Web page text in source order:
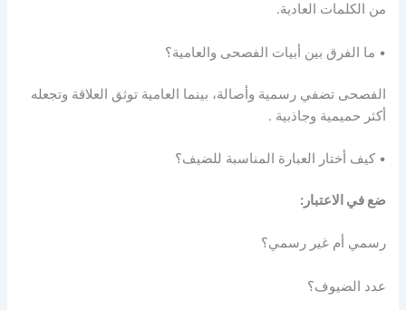
من الكلمات العادية.
• ما الفرق بين أبيات الفصحى والعامية؟
الفصحى تضفي رسمية وأصالة، بينما العامية توثق العلاقة وتجعله
أكثر حميمية وجاذبية .
• كيف أختار العبارة المناسبة للضيف؟
ضع في الاعتبار:
رسمي أم غير رسمي؟
عدد الضيوف؟